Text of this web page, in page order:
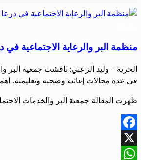
منظمة البر والرعاية الاجتماعية
الحرية – وليد الزعبي: ناقشت جمعية البر
في عدة مجالات إغاثية وصحية وتعليمية.
ظهرت المقالة جمعية البر والخدمات
Facebook
X